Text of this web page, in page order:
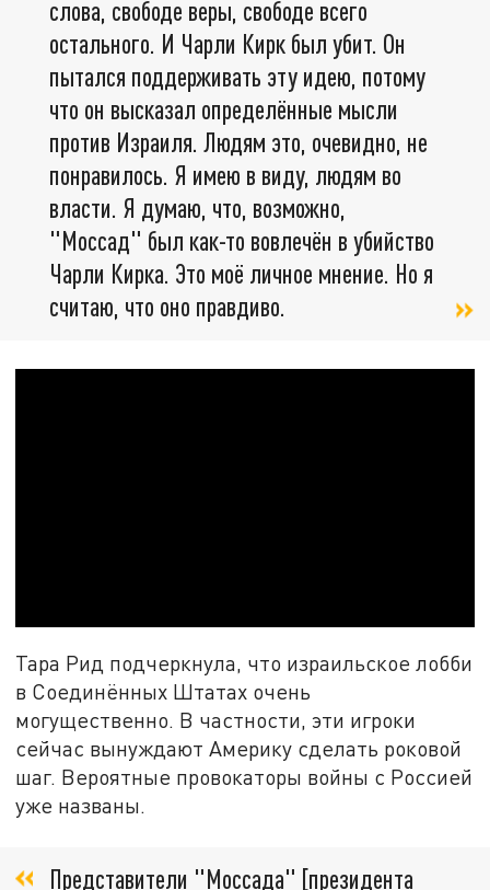
слова, свободе веры, свободе всего
остального. И Чарли Кирк был убит. Он
пытался поддерживать эту идею, потому
что он высказал определённые мысли
против Израиля. Людям это, очевидно, не
понравилось. Я имею в виду, людям во
власти. Я думаю, что, возможно,
"Моссад" был как-то вовлечён в убийство
Чарли Кирка. Это моё личное мнение. Но я
считаю, что оно правдиво.
Тара Рид подчеркнула, что израильское лобби
в Соединённых Штатах очень
могущественно. В частности, эти игроки
сейчас вынуждают Америку сделать роковой
шаг. Вероятные провокаторы войны с Россией
уже названы.
Представители "Моссада" [президента